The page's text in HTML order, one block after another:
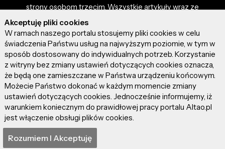
strony osobom trzecim. Wszystkie artykuły wraz ze
zdjęciami i materiałami dostępnymi na portalu są
własnością użytkowników. Administrator i właściciel
portalu nie ponosi odpowiedzialności za tresci
prezentowane przez autorów artykułów. Dodając
artykuł, zgadzasz się z regulaminem portalu oraz
ponosisz odpowiedzialność za wszystkie materiały
umieszczone przez Ciebie na stronie altao.pl.
Szczegóły dostępne w regulaminie portalu.
© 2026 altao.pl. Wszystkie prawa zastrzeżone.
Akceptuję pliki cookies
W ramach naszego portalu stosujemy pliki cookies w celu
świadczenia Państwu usług na najwyższym poziomie, w tym w
sposób dostosowany do indywidualnych potrzeb. Korzystanie
z witryny bez zmiany ustawień dotyczących cookies oznacza,
że będą one zamieszczane w Państwa urządzeniu końcowym.
Możecie Państwo dokonać w każdym momencie zmiany
ustawień dotyczących cookies. Jednocześnie informujemy, iż
warunkiem koniecznym do prawidłowej pracy portalu Altao.pl
jest włączenie obsługi plików cookies.
Rozumiem I Akceptuję